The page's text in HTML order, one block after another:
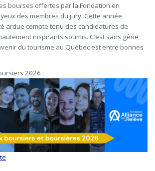
bourses offertes par la Fondation en
des membres du jury. Cette année
ardue compte tenu des candidatures de
inspirants soumis. C’est sans gêne
du tourisme au Québec est entre bonnes
2026 :